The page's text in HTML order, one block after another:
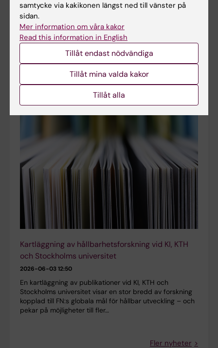
Sveriges studentkårer om klimatkrisen:
Universiteten behöver leva som de lär
2026-06-18 14:57
Enligt Sveriges förenade studentkårer (SFS) behöver alla
studenter få rätt verktyg för att hantera
hållbarhetsfrågor i sitt kommande yrkesliv, hållbarhet får
inte tillåtas bli en fråga bara för vissa…
Kartläggning av hållbarhetsforskning vid KI, KTH
och Stockholms universitet
2026-06-03 12:50
En kartläggning av publikationer vid KI, KTH och
Stockholms universitet visar en stor bredd av forskning
kopplad till FN:s globala mål för hållbar utveckling – och
pekar på möjligheter till fler…
Fler nyheter
samtycke via kakikonen längst ned till vänster på
sidan.
Mer information om våra kakor
Read this information in English
Tillåt endast nödvändiga
Tillåt mina valda kakor
Tillåt alla